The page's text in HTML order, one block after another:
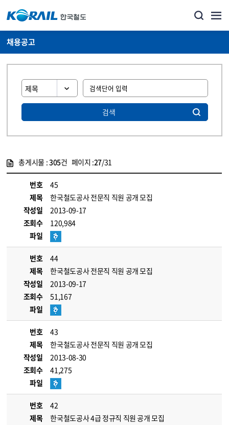
채용공고
검색
총게시물 :305건 페이지 :27/31
번호
45
제목
한국철도공사 전문직 직원 공개 모집
작성일
2013-09-17
조회수
120,984
파일
번호
44
제목
한국철도공사 전문직 직원 공개 모집
작성일
2013-09-17
조회수
51,167
파일
번호
43
제목
한국철도공사 전문직 직원 공개 모집
작성일
2013-08-30
조회수
41,275
파일
번호
42
제목
한국철도공사 4급 정규직 직원 공개 모집